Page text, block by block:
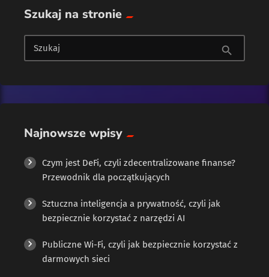
Szukaj na stronie
Szukaj search
Najnowsze wpisy
Czym jest DeFi, czyli zdecentralizowane finanse?
Przewodnik dla początkujących
Sztuczna inteligencja a prywatność, czyli jak
bezpiecznie korzystać z narzędzi AI
Publiczne Wi-Fi, czyli jak bezpiecznie korzystać z
darmowych sieci